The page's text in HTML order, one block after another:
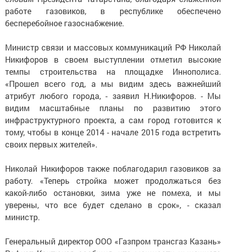
работе газовиков, в республике обеспечено
бесперебойное газоснабжение.
Министр связи и массовых коммуникаций РФ Николай
Никифоров в своем выступлении отметил высокие
темпы строительства на площадке Иннополиса.
«Прошел всего год, а мы видим здесь важнейший
атрибут любого города, - заявил Н.Никифоров. - Мы
видим масштабные планы по развитию этого
инфраструктурного проекта, а сам город готовится к
тому, чтобы в конце 2014 - начале 2015 года встретить
своих первых жителей».
Николай Никифоров также поблагодарил газовиков за
работу. «Теперь стройка может продолжаться без
какой-либо остановки, зима уже не помеха, и мы
уверены, что все будет сделано в срок», - сказал
министр.
Генеральный директор ООО «Газпром трансгаз Казань»